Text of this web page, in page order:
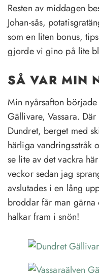
Resten av middagen
Johan-sås,
som en liten bonus,
gjorde vi gino på lite
SÅ VAR MIN
Min nyårsafton
Gällivare, Vassara.
Dundret, berget med
härliga vandringsstråk
se lite av det vackra
veckor sedan jag
avslutades i en lång
broddar får man gärna
halkar fram i snön!